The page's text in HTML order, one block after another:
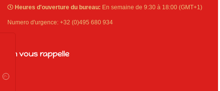
Heures d'ouverture du bureau: En semaine de 9:30 à 18:00 (GMT+1)
Numero d'urgence: +32 (0)495 680 934
On vous rappelle